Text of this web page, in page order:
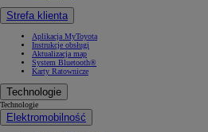
Strefa klienta
Aplikacja MyToyota
Instrukcje obsługi
Aktualizacja map
System Bluetooth®
Karty Ratownicze
Technologie
Technologie
Elektromobilność